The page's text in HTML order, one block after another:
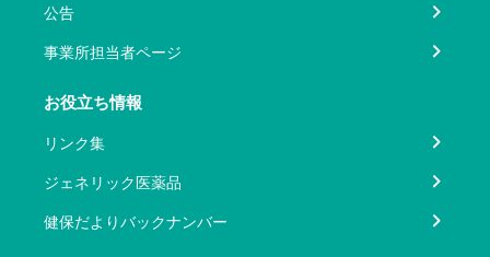
公告
事業所担当者ページ
お役立ち情報
リンク集
ジェネリック医薬品
健保だよりバックナンバー